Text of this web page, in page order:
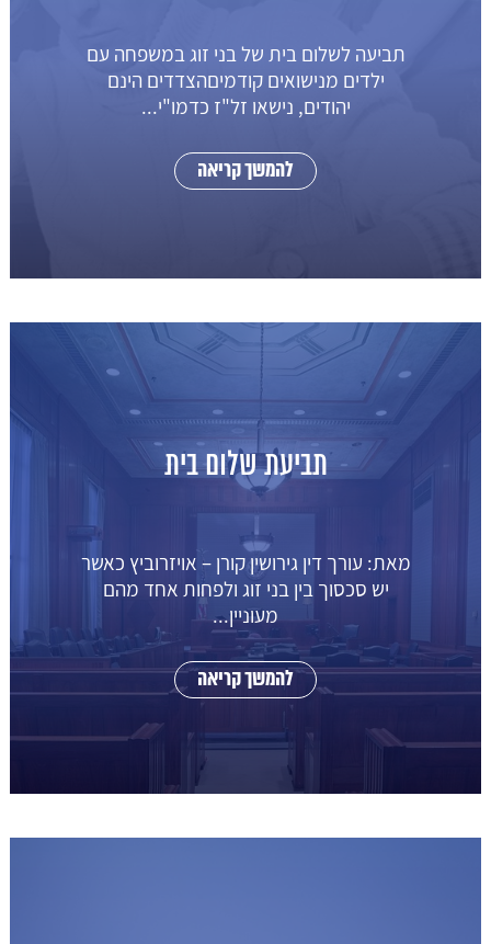
תביעה לשלום בית של בני זוג במשפחה עם
ילדים מנישואים קודמיםהצדדים הינם
יהודים, נישאו זל"ז כדמו"י...
להמשך קריאה
תביעת שלום בית
מאת: עורך דין גירושין קורן – אויזרוביץ כאשר
יש סכסוך בין בני זוג ולפחות אחד מהם
מעוניין...
להמשך קריאה